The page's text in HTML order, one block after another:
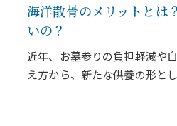
海洋散骨のメリットとは
いの？
近年、お墓参りの負担軽減や
え方から、新たな供養の形と